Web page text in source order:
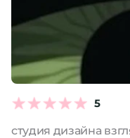
5
студия дизайна